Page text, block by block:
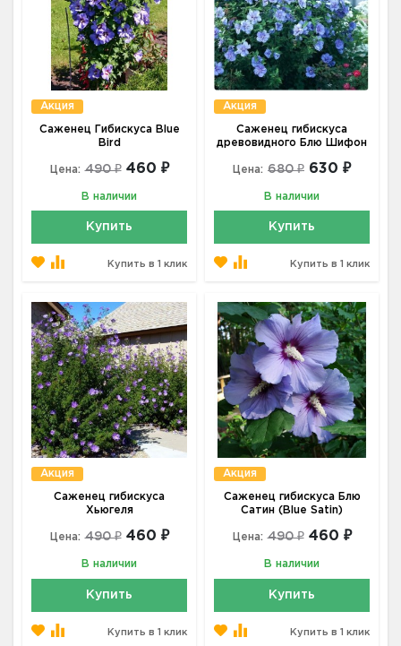
Акция
Саженец Гибискуса Blue
Bird
Цена: 490 ₽ 460 ₽
В наличии
Купить
Купить в 1 клик
Акция
Саженец гибискуса
древовидного Блю Шифон
Цена: 680 ₽ 630 ₽
В наличии
Купить
Купить в 1 клик
Акция
Саженец гибискуса
Хьюгеля
Цена: 490 ₽ 460 ₽
В наличии
Купить
Купить в 1 клик
Акция
Саженец гибискуса Блю
Сатин (Blue Satin)
Цена: 490 ₽ 460 ₽
В наличии
Купить
Купить в 1 клик